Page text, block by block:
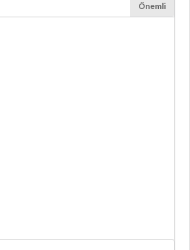
Önemli